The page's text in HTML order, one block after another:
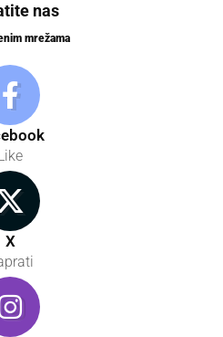
nas
mrežama
X